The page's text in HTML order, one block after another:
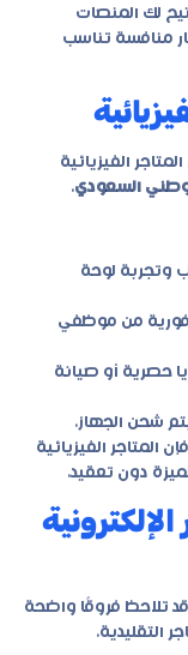
لك المنصات
منافسة تناسب
الفيزيائية
السعودي.
وتجربة لوحة
من موظفي
حصرية أو صيانة
شحن الجهاز.
المتاجر الفيزيائية
دون تعقيد.
قد تلاحظ فروقًا واضحة
التقليدية.